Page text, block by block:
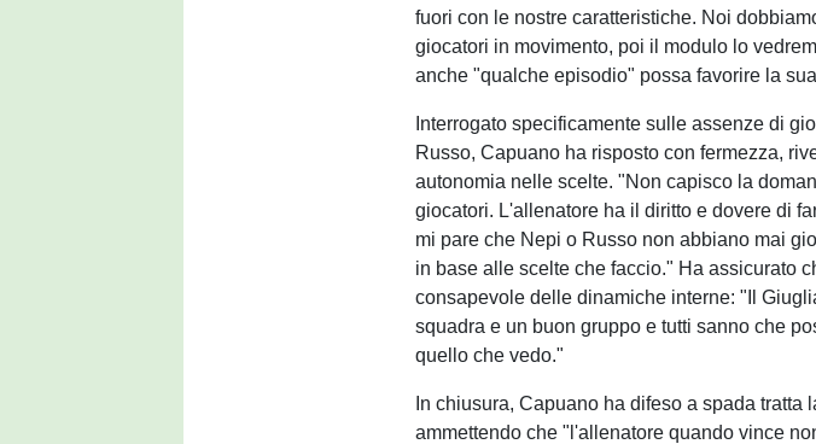
fuori con le nostre caratteristiche. Noi
giocatori in movimento, poi il modulo lo
anche "qualche episodio" possa favorire la
Interrogato specificamente sulle assenze di
Russo, Capuano ha risposto con fermezza,
autonomia nelle scelte. "Non capisco la
giocatori. L'allenatore ha il diritto e dovere di
mi pare che Nepi o Russo non abbiano mai
in base alle scelte che faccio." Ha assicurato
consapevole delle dinamiche interne: "Il
squadra e un buon gruppo e tutti sanno che
quello che vedo."
In chiusura, Capuano ha difeso a spada tratta
ammettendo che "l'allenatore quando vince